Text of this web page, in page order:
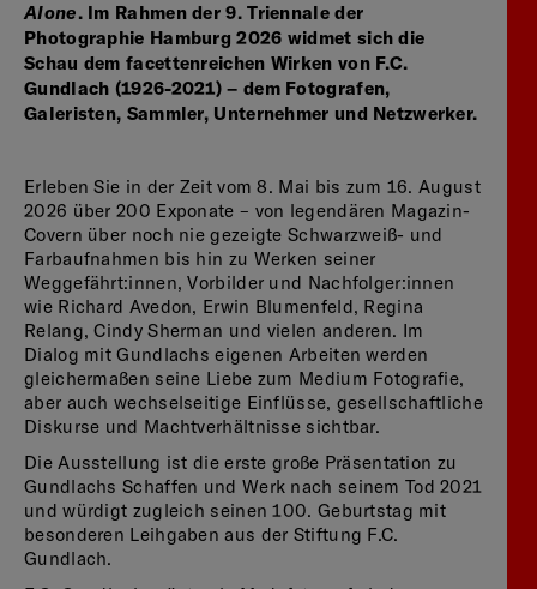
Alone. Im Rahmen der 9. Triennale der
Photographie Hamburg 2026 widmet sich die
Schau dem facettenreichen Wirken von F.C.
Gundlach (1926-2021) – dem Fotografen,
Galeristen, Sammler, Unternehmer und Netzwerker.
Erleben Sie in der Zeit vom 8. Mai bis zum 16. August
2026 über 200 Exponate – von legendären Magazin-
Covern über noch nie gezeigte Schwarzweiß- und
Farbaufnahmen bis hin zu Werken seiner
Weggefährt:innen, Vorbilder und Nachfolger:innen
wie Richard Avedon, Erwin Blumenfeld, Regina
Relang, Cindy Sherman und vielen anderen. Im
Dialog mit Gundlachs eigenen Arbeiten werden
gleichermaßen seine Liebe zum Medium Fotografie,
aber auch wechselseitige Einflüsse, gesellschaftliche
Diskurse und Machtverhältnisse sichtbar.
Die Ausstellung ist die erste große Präsentation zu
Gundlachs Schaffen und Werk nach seinem Tod 2021
und würdigt zugleich seinen 100. Geburtstag mit
besonderen Leihgaben aus der Stiftung F.C.
Gundlach.